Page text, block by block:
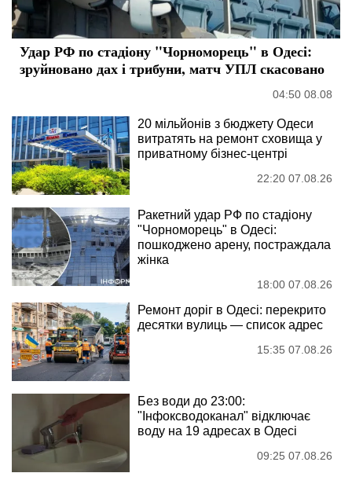
Удар РФ по стадіону "Чорноморець" в Одесі:
зруйновано дах і трибуни, матч УПЛ скасовано
04:50 08.08
20 мільйонів з бюджету Одеси
витратять на ремонт сховища у
приватному бізнес-центрі
22:20 07.08.26
Ракетний удар РФ по стадіону
"Чорноморець" в Одесі:
пошкоджено арену, постраждала
жінка
18:00 07.08.26
Ремонт доріг в Одесі: перекрито
десятки вулиць — список адрес
15:35 07.08.26
Без води до 23:00:
"Інфоксводоканал" відключає
воду на 19 адресах в Одесі
09:25 07.08.26